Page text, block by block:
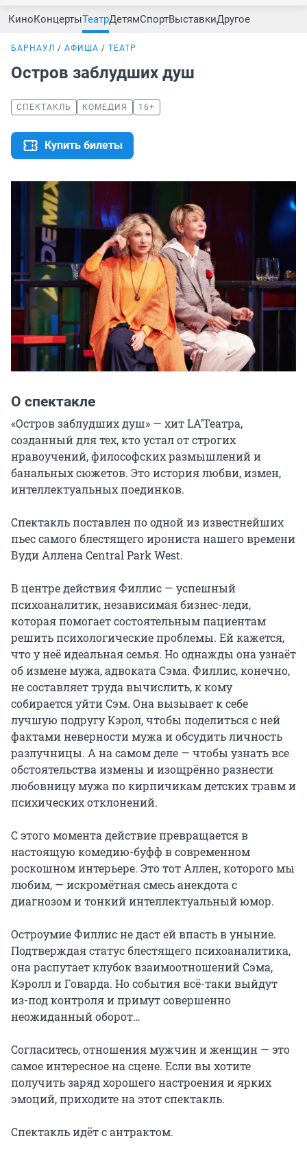
КиноКонцертыТеатрДетямСпортВыставкиДругое
БАРНАУЛ АФИША ТЕАТР
Остров заблудших душ
СПЕКТАКЛЬ КОМЕДИЯ 16+
Купить билеты
О спектакле
«Остров заблудших душ» — хит LA’Театра,
созданный для тех, кто устал от строгих
нравоучений, философских размышлений и
банальных сюжетов. Это история любви, измен,
интеллектуальных поединков.
Спектакль поставлен по одной из известнейших
пьес самого блестящего ирониста нашего времени
Вуди Аллена Central Park West.
В центре действия Филлис — успешный
психоаналитик, независимая бизнес-леди,
которая помогает состоятельным пациентам
решить психологические проблемы. Ей кажется,
что у неё идеальная семья. Но однажды она узнаёт
об измене мужа, адвоката Сэма. Филлис, конечно,
не составляет труда вычислить, к кому
собирается уйти Сэм. Она вызывает к себе
лучшую подругу Кэрол, чтобы поделиться с ней
фактами неверности мужа и обсудить личность
разлучницы. А на самом деле — чтобы узнать все
обстоятельства измены и изощрённо разнести
любовницу мужа по кирпичикам детских травм и
психических отклонений.
С этого момента действие превращается в
настоящую комедию-буфф в современном
роскошном интерьере. Это тот Аллен, которого мы
любим, — искромётная смесь анекдота с
диагнозом и тонкий интеллектуальный юмор.
Остроумие Филлис не даст ей впасть в уныние.
Подтверждая статус блестящего психоаналитика,
она распутает клубок взаимоотношений Сэма,
Кэролл и Говарда. Но события всё-таки выйдут
из-под контроля и примут совершенно
неожиданный оборот…
Согласитесь, отношения мужчин и женщин — это
самое интересное на сцене. Если вы хотите
получить заряд хорошего настроения и ярких
эмоций, приходите на этот спектакль.
Спектакль идёт с антрактом.